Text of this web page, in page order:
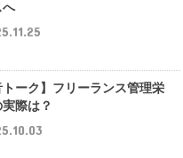
へ
トーク】フリーランス管理栄
際は？